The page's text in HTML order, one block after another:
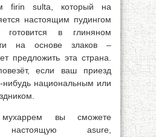
firin sulta, который на
настоящим пудингом
готовится в глиняном
на основе злаков –
предложить эта страна.
если ваш приезд
нибудь национальным или
вы сможете
настоящую asure,